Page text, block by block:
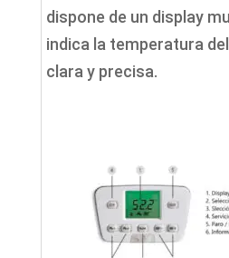
dispone de un display
indica la temperatura
clara y precisa.